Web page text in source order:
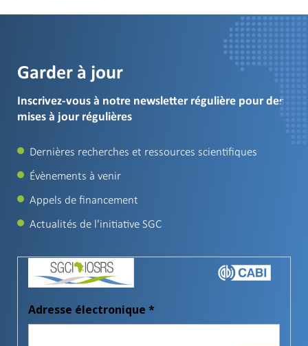
Garder à jour
Inscrivez-vous à notre newsletter régulière pour des
mises à jour régulières
Dernières recherches et ressources scientifiques
Évènements à venir
Appels de financement
Actualités de l'initiative SGC